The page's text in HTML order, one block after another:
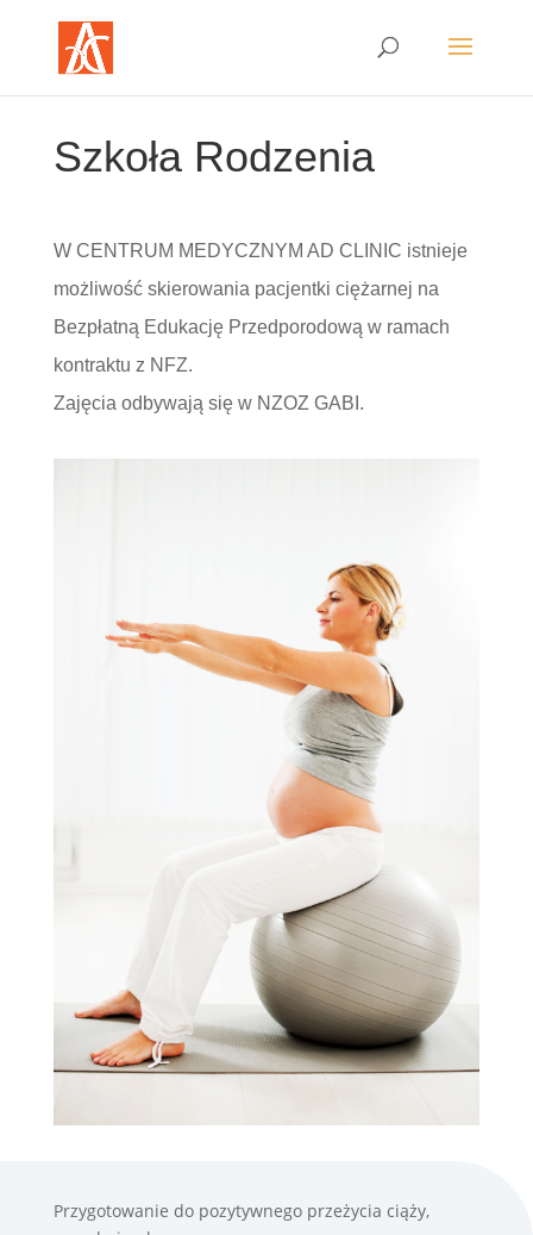
Szkoła Rodzenia
W CENTRUM MEDYCZNYM AD CLINIC istnieje
możliwość skierowania pacjentki ciężarnej na
Bezpłatną Edukację Przedporodową w ramach
kontraktu z NFZ.
Zajęcia odbywają się w NZOZ GABI.
Przygotowanie do pozytywnego przeżycia ciąży,